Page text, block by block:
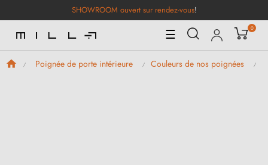
SHOWROOM ouvert sur rendez-vous!
Basculer
la
navigation
☰ 0
Poignée de porte intérieure Couleurs de nos poignées